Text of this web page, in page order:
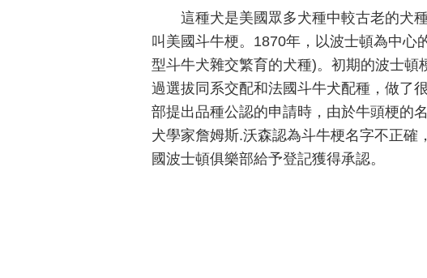
這種犬是美國眾多犬種中較古老的犬
叫美國斗牛梗。1870年，以波士頓為中心
型斗牛犬雜交繁育的犬種)。初期的波士
過選拔同系交配和法國斗牛犬配種，做了
部提出品種公認的申請時，由於牛頭梗的
犬學家詹姆斯.沃森認為斗牛梗名字不正確
國波士頓俱樂部給予登記獲得承認。